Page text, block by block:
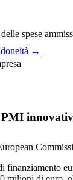
spese
→
finanziamento